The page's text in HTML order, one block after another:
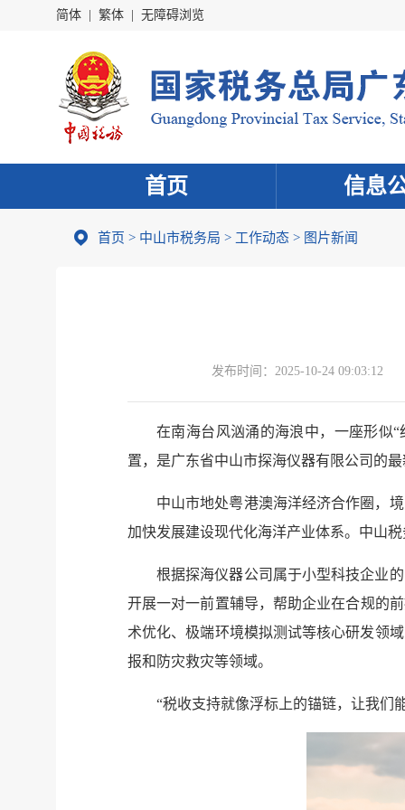
简体 繁体 无障碍浏览
首页 信息
首页 > 中山市税务局 > 工作动态 > 图片新闻
发布时间： 2025-10-24 09:03:12
在南海台风汹涌的海浪中，一座形似
置，是广东省中山市探海仪器有限公司的
中山市地处粤港澳海洋经济合作圈，
加快发展建设现代化海洋产业体系。中山
根据探海仪器公司属于小型科技企业
开展一对一前置辅导，帮助企业在合规的
术优化、极端环境模拟测试等核心研发领
报和防灾救灾等领域。
“税收支持就像浮标上的锚链，让我们